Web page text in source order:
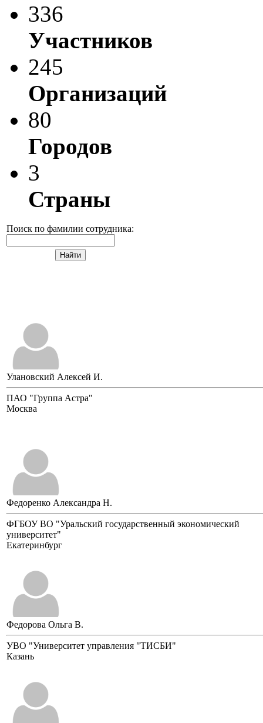
336
Участников
245
Организаций
80
Городов
3
Страны
Поиск по фамилии сотрудника:
Улановский Алексей И.
ПАО "Группа Астра"
Москва
Федоренко Александра Н.
ФГБОУ ВО "Уральский государственный экономический
университет"
Екатеринбург
Федорова Ольга В.
УВО "Университет управления "ТИСБИ"
Казань